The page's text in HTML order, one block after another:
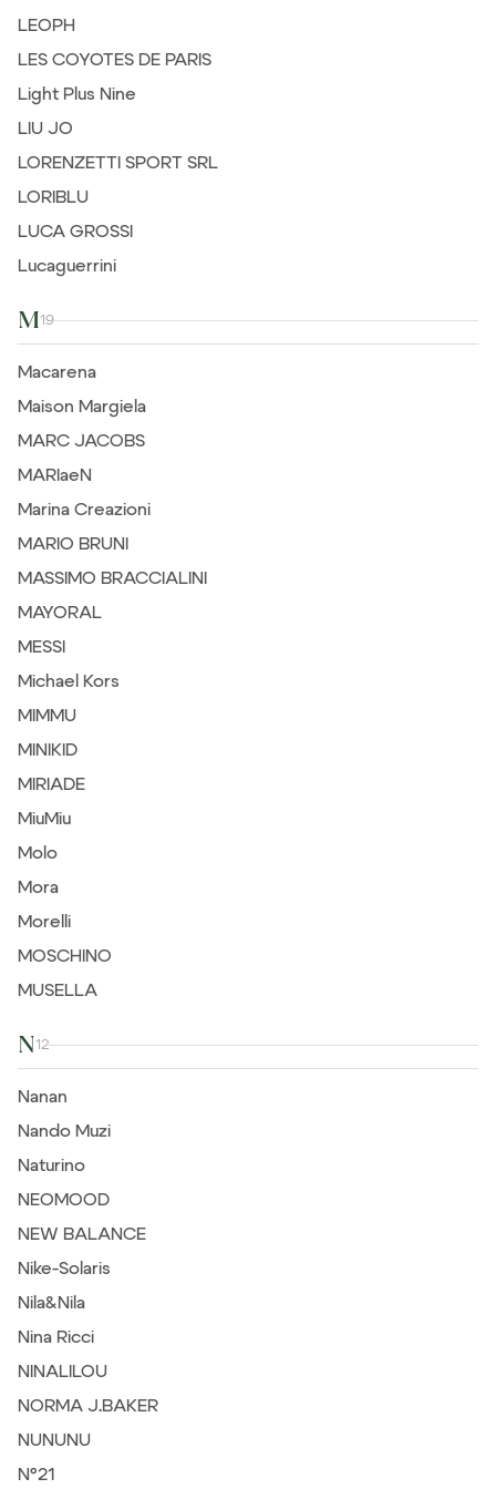
LEOPH
LES COYOTES DE PARIS
Light Plus Nine
LIU JO
LORENZETTI SPORT SRL
LORIBLU
LUCA GROSSI
Lucaguerrini
M19
Macarena
Maison Margiela
MARC JACOBS
MARIaeN
Marina Creazioni
MARIO BRUNI
MASSIMO BRACCIALINI
MAYORAL
MESSI
Michael Kors
MIMMU
MINIKID
MIRIADE
MiuMiu
Molo
Mora
Morelli
MOSCHINO
MUSELLA
N12
Nanan
Nando Muzi
Naturino
NEOMOOD
NEW BALANCE
Nike-Solaris
Nila&Nila
Nina Ricci
NINALILOU
NORMA J.BAKER
NUNUNU
N°21